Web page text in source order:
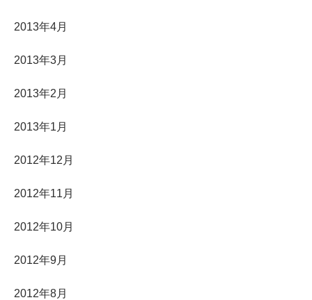
2013年4月
2013年3月
2013年2月
2013年1月
2012年12月
2012年11月
2012年10月
2012年9月
2012年8月